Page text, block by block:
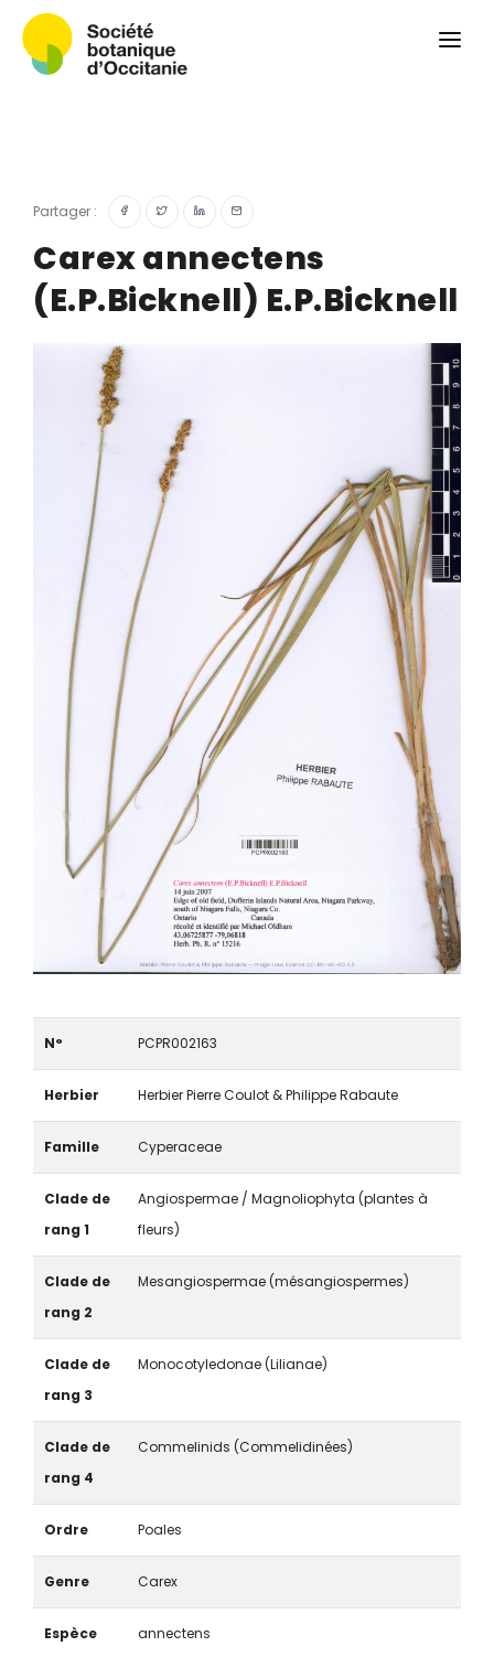
Herbier PCPR
Ressources
Actualités et calendrier
Contact
Partager :
Carex annectens
(E.P.Bicknell) E.P.Bicknell
N° PCPR002163
Herbier Herbier Pierre Coulot & Philippe Rabaute
Famille Cyperaceae
Clade de
rang 1
Angiospermae / Magnoliophyta (plantes à
fleurs)
Clade de
rang 2
Mesangiospermae (mésangiospermes)
Clade de
rang 3
Monocotyledonae (Lilianae)
Clade de
rang 4
Commelinids (Commelidinées)
Ordre Poales
Genre Carex
Espèce annectens